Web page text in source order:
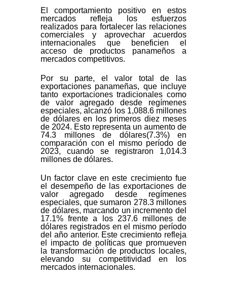
El comportamiento positivo en estos
mercados refleja los esfuerzos
realizados para fortalecer las relaciones
comerciales y aprovechar acuerdos
internacionales que beneficien el
acceso de productos panameños a
mercados competitivos.
Por su parte, el valor total de las
exportaciones panameñas, que incluye
tanto exportaciones tradicionales como
de valor agregado desde regímenes
especiales, alcanzó los 1,088.6 millones
de dólares en los primeros diez meses
de 2024. Esto representa un aumento de
74.3 millones de dólares(7.3%) en
comparación con el mismo período de
2023, cuando se registraron 1,014.3
millones de dólares.
Un factor clave en este crecimiento fue
el desempeño de las exportaciones de
valor agregado desde regímenes
especiales, que sumaron 278.3 millones
de dólares, marcando un incremento del
17.1% frente a los 237.6 millones de
dólares registrados en el mismo período
del año anterior. Este crecimiento refleja
el impacto de políticas que promueven
la transformación de productos locales,
elevando su competitividad en los
mercados internacionales.